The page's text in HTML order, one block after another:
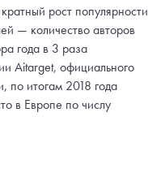
рост популярности
— количество авторов
года в 3 раза
Aitarget, официального
по итогам 2018 года
в Европе по числу